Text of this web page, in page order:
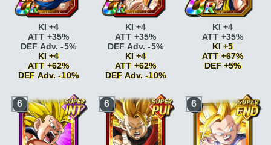
Super Saiyan
ATT
+10%
Super SaiyanATT
+15%
KamehamehaATT
+5% si ATT SP
KI +4
ATT +35%
DEF Adv. -5%
KI +4
ATT +62%
DEF Adv. -10%
Super Saiyan
ATT
+10%
Super SaiyanATT
+15%
KamehamehaATT
+5% si ATT SP
KI +4
ATT +35%
DEF Adv. -5%
KI +4
ATT +62%
DEF Adv. -10%
Super SaiyanATT
+15%
KamehamehaATT
+5% si ATT SP
KamehamehaATT
KI +4
ATT +35%
KI +5
ATT +67%
DEF +5%
6 6 6